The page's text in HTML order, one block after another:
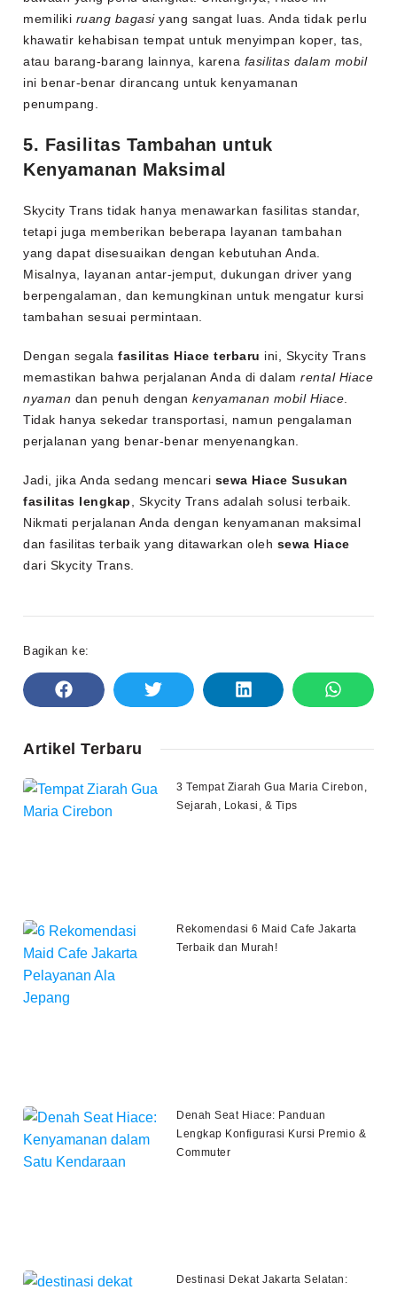
memiliki ruang bagasiyang sangat luas. Anda tidak perlu
khawatir kehabisan tempat untuk menyimpan koper, tas,
atau barang-barang lainnya, karena fasilitas dalam mobil
ini benar-benar dirancang untuk kenyamanan
penumpang.
5. Fasilitas Tambahan untuk
Kenyamanan Maksimal
Skycity Trans tidak hanya menawarkan fasilitas standar,
tetapi juga memberikan beberapa layanan tambahan
yang dapat disesuaikan dengan kebutuhan Anda.
Misalnya, layanan antar-jemput, dukungan driver yang
berpengalaman, dan kemungkinan untuk mengatur kursi
tambahan sesuai permintaan.
Dengan segalafasilitas Hiace terbaru ini, Skycity Trans
memastikan bahwa perjalanan Anda di dalamrental Hiace
nyaman dan penuh dengankenyamanan mobil Hiace.
Tidak hanya sekedar transportasi, namun pengalaman
perjalanan yang benar-benar menyenangkan.
Jadi, jika Anda sedang mencari sewa Hiace Susukan
fasilitas lengkap, Skycity Trans adalah solusi terbaik.
Nikmati perjalanan Anda dengan kenyamanan maksimal
dan fasilitas terbaik yang ditawarkan oleh sewa Hiace
dari Skycity Trans.
Bagikan ke:
Artikel Terbaru
3 Tempat Ziarah Gua Maria Cirebon,
Sejarah, Lokasi, & Tips
Rekomendasi 6 Maid Cafe Jakarta
Terbaik dan Murah!
Denah Seat Hiace: Panduan
Lengkap Konfigurasi Kursi Premio &
Commuter
Destinasi Dekat Jakarta Selatan: